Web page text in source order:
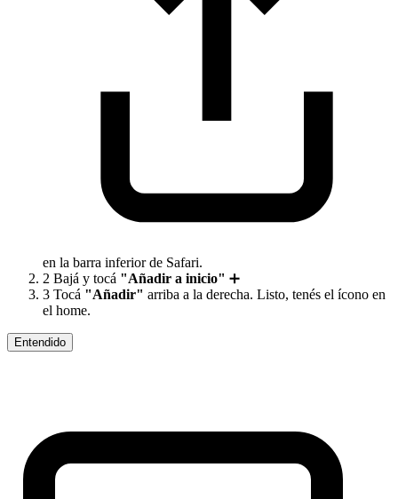
en la barra inferior de Safari.
2 Bajá y tocá "Añadir a inicio" ➕
3 Tocá "Añadir" arriba a la derecha. Listo, tenés el ícono en
el home.
Entendido